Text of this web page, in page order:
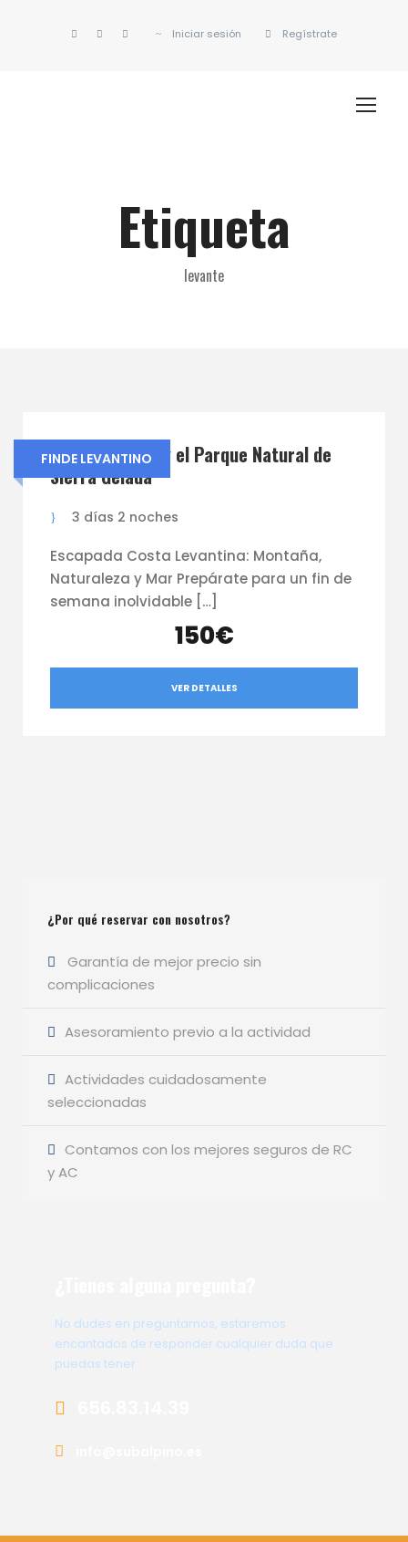
Iniciar sesión Regístrate
Etiqueta
levante
FINDE LEVANTINO
Puig Campana y el Parque Natural de
Sierra Gelada
3 días 2 noches
Escapada Costa Levantina: Montaña,
Naturaleza y Mar Prepárate para un fin de
semana inolvidable […]
150€
VER DETALLES
¿Por qué reservar con nosotros?
Garantía de mejor precio sin
complicaciones
Asesoramiento previo a la actividad
Actividades cuidadosamente
seleccionadas
Contamos con los mejores seguros de RC
y AC
No dudes en preguntarnos, estaremos
encantados de responder cualquier duda que
puedas tener